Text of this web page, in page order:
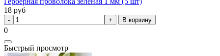
18 руб
В корзину
0
Быстрый просмотр